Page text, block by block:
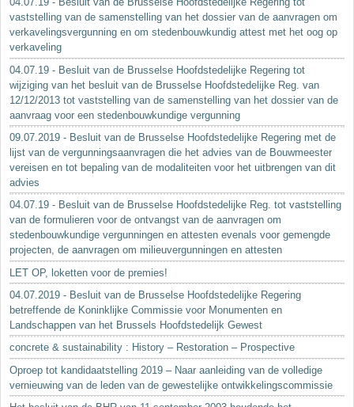
vaststelling van de samenstelling van het dossier van de aanvragen om
verkavelingsvergunning en om stedenbouwkundig attest met het oog op
verkaveling
04.07.19 - Besluit van de Brusselse Hoofdstedelijke Regering tot
wijziging van het besluit van de Brusselse Hoofdstedelijke Reg. van
12/12/2013 tot vaststelling van de samenstelling van het dossier van de
aanvraag voor een stedenbouwkundige vergunning
09.07.2019 - Besluit van de Brusselse Hoofdstedelijke Regering met de
lijst van de vergunningsaanvragen die het advies van de Bouwmeester
vereisen en tot bepaling van de modaliteiten voor het uitbrengen van dit
advies
04.07.19 - Besluit van de Brusselse Hoofdstedelijke Reg. tot vaststelling
van de formulieren voor de ontvangst van de aanvragen om
stedenbouwkundige vergunningen en attesten evenals voor gemengde
projecten, de aanvragen om milieuvergunningen en attesten
LET OP, loketten voor de premies!
04.07.2019 - Besluit van de Brusselse Hoofdstedelijke Regering
betreffende de Koninklijke Commissie voor Monumenten en
Landschappen van het Brussels Hoofdstedelijk Gewest
concrete & sustainability : History – Restoration – Prospective
Oproep tot kandidaatstelling 2019 – Naar aanleiding van de volledige
vernieuwing van de leden van de gewestelijke ontwikkelingscommissie